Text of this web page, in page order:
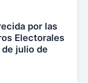
por las
Electorales
de julio de